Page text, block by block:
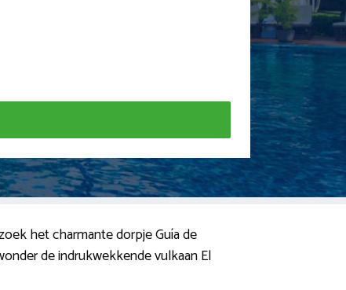
het charmante dorpje Guía de
de indrukwekkende vulkaan El